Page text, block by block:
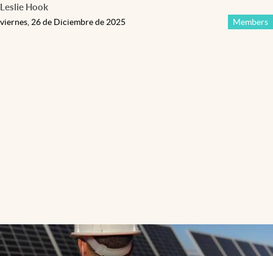
Leslie Hook
Members
viernes, 26 de Diciembre de 2025